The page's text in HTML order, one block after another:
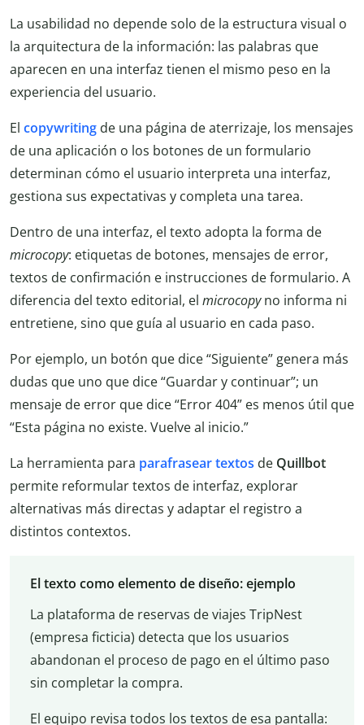
La usabilidad no depende solo de la estructura visual o
la arquitectura de la información: las palabras que
aparecen en una interfaz tienen el mismo peso en la
experiencia del usuario.
El copywriting de una página de aterrizaje, los mensajes
de una aplicación o los botones de un formulario
determinan cómo el usuario interpreta una interfaz,
gestiona sus expectativas y completa una tarea.
Dentro de una interfaz, el texto adopta la forma de
microcopy: etiquetas de botones, mensajes de error,
textos de confirmación e instrucciones de formulario. A
diferencia del texto editorial, el microcopyno informa ni
entretiene, sino que guía al usuario en cada paso.
Por ejemplo, un botón que dice “Siguiente” genera más
dudas que uno que dice “Guardar y continuar”; un
mensaje de error que dice “Error 404” es menos útil que
“Esta página no existe. Vuelve al inicio.”
La herramienta para parafrasear textos de Quillbot
permite reformular textos de interfaz, explorar
alternativas más directas y adaptar el registro a
distintos contextos.
El texto como elemento de diseño: ejemplo
La plataforma de reservas de viajes TripNest
(empresa ficticia) detecta que los usuarios
abandonan el proceso de pago en el último paso
sin completar la compra.
El equipo revisa todos los textos de esa pantalla: